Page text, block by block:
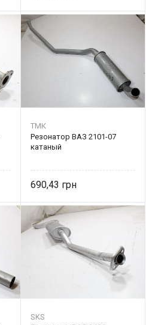
ТМК
Резонатор ВАЗ 2101-07
катаный
690,43
SKS